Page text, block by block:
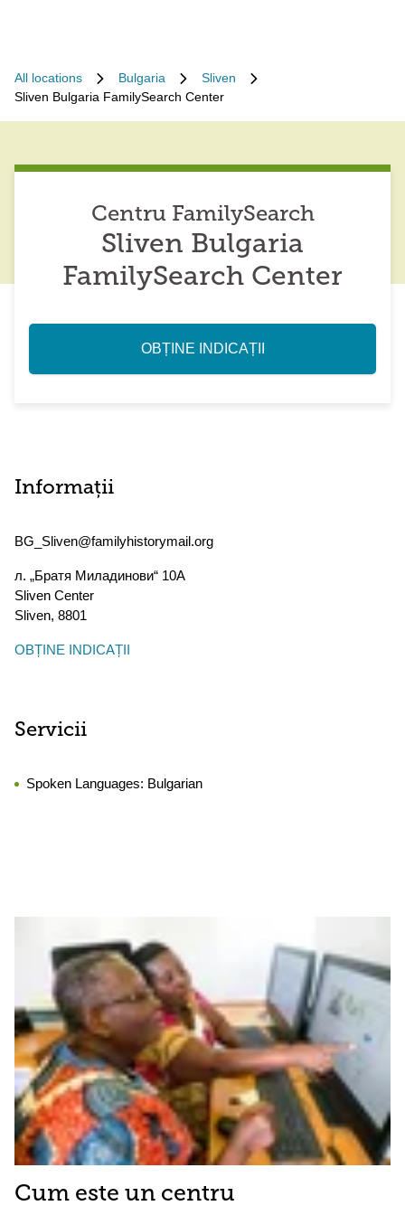
All locations Bulgaria
Sliven
Sliven Bulgaria FamilySearch Center
Centru FamilySearch
Sliven Bulgaria
FamilySearch Center
OBȚINE INDICAȚII
Informații
BG_Sliven@familyhistorymail.org
л. „Братя Миладинови“ 10А
Sliven Center
Sliven, 8801
OBȚINE INDICAȚII
Servicii
Spoken Languages: Bulgarian
Cum este un centru